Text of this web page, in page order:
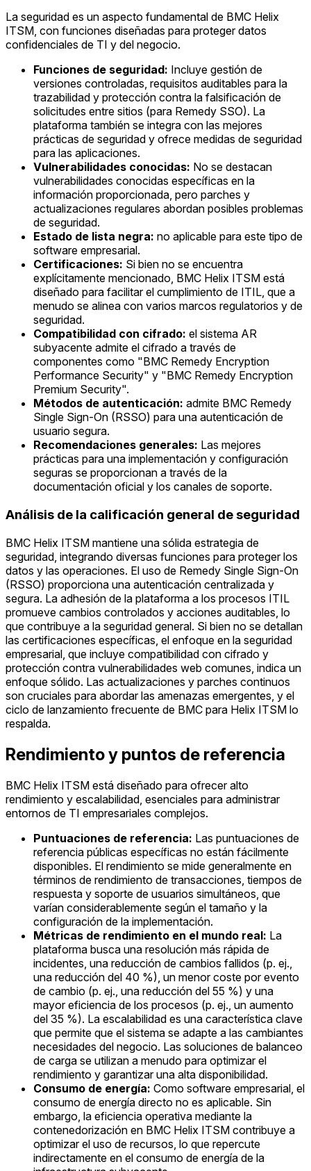
La seguridad es un aspecto fundamental de BMC Helix
ITSM, con funciones diseñadas para proteger datos
confidenciales de TI y del negocio.
Funciones de seguridad: Incluye gestión de
versiones controladas, requisitos auditables para la
trazabilidad y protección contra la falsificación de
solicitudes entre sitios (para Remedy SSO). La
plataforma también se integra con las mejores
prácticas de seguridad y ofrece medidas de seguridad
para las aplicaciones.
Vulnerabilidades conocidas: No se destacan
vulnerabilidades conocidas específicas en la
información proporcionada, pero parches y
actualizaciones regulares abordan posibles problemas
de seguridad.
Estado de lista negra: no aplicable para este tipo de
software empresarial.
Certificaciones: Si bien no se encuentra
explícitamente mencionado, BMC Helix ITSM está
diseñado para facilitar el cumplimiento de ITIL, que a
menudo se alinea con varios marcos regulatorios y de
seguridad.
Compatibilidad con cifrado: el sistema AR
subyacente admite el cifrado a través de
componentes como "BMC Remedy Encryption
Performance Security" y "BMC Remedy Encryption
Premium Security".
Métodos de autenticación: admite BMC Remedy
Single Sign-On (RSSO) para una autenticación de
usuario segura.
Recomendaciones generales: Las mejores
prácticas para una implementación y configuración
seguras se proporcionan a través de la
documentación oficial y los canales de soporte.
Análisis de la calificación general de seguridad
BMC Helix ITSM mantiene una sólida estrategia de
seguridad, integrando diversas funciones para proteger los
datos y las operaciones. El uso de Remedy Single Sign-On
(RSSO) proporciona una autenticación centralizada y
segura. La adhesión de la plataforma a los procesos ITIL
promueve cambios controlados y acciones auditables, lo
que contribuye a la seguridad general. Si bien no se detallan
las certificaciones específicas, el enfoque en la seguridad
empresarial, que incluye compatibilidad con cifrado y
protección contra vulnerabilidades web comunes, indica un
enfoque sólido. Las actualizaciones y parches continuos
son cruciales para abordar las amenazas emergentes, y el
ciclo de lanzamiento frecuente de BMC para Helix ITSM lo
respalda.
Rendimiento y puntos de referencia
BMC Helix ITSM está diseñado para ofrecer alto
rendimiento y escalabilidad, esenciales para administrar
entornos de TI empresariales complejos.
Puntuaciones de referencia: Las puntuaciones de
referencia públicas específicas no están fácilmente
disponibles. El rendimiento se mide generalmente en
términos de rendimiento de transacciones, tiempos de
respuesta y soporte de usuarios simultáneos, que
varían considerablemente según el tamaño y la
configuración de la implementación.
Métricas de rendimiento en el mundo real: La
plataforma busca una resolución más rápida de
incidentes, una reducción de cambios fallidos (p. ej.,
una reducción del 40 %), un menor coste por evento
de cambio (p. ej., una reducción del 55 %) y una
mayor eficiencia de los procesos (p. ej., un aumento
del 35 %). La escalabilidad es una característica clave
que permite que el sistema se adapte a las cambiantes
necesidades del negocio. Las soluciones de balanceo
de carga se utilizan a menudo para optimizar el
rendimiento y garantizar una alta disponibilidad.
Consumo de energía: Como software empresarial, el
consumo de energía directo no es aplicable. Sin
embargo, la eficiencia operativa mediante la
contenedorización en BMC Helix ITSM contribuye a
optimizar el uso de recursos, lo que repercute
indirectamente en el consumo de energía de la